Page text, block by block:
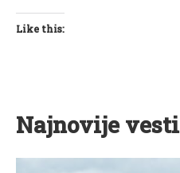
Like this:
Najnovije vesti